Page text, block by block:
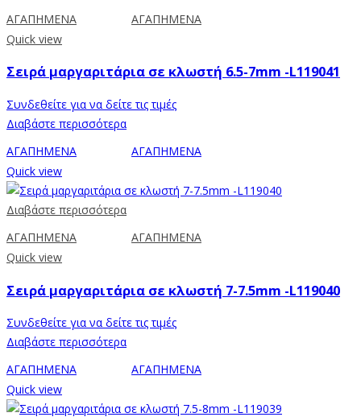
ΑΓΑΠΗΜΕΝΑ
ΑΓΑΠΗΜΕΝΑ
Quick view
Σειρά μαργαριτάρια σε κλωστή 6.5-7mm -L119041
Συνδεθείτε για να δείτε τις τιμές
Διαβάστε περισσότερα
ΑΓΑΠΗΜΕΝΑ
ΑΓΑΠΗΜΕΝΑ
Quick view
Διαβάστε περισσότερα
ΑΓΑΠΗΜΕΝΑ
ΑΓΑΠΗΜΕΝΑ
Quick view
Σειρά μαργαριτάρια σε κλωστή 7-7.5mm -L119040
Συνδεθείτε για να δείτε τις τιμές
Διαβάστε περισσότερα
ΑΓΑΠΗΜΕΝΑ
ΑΓΑΠΗΜΕΝΑ
Quick view